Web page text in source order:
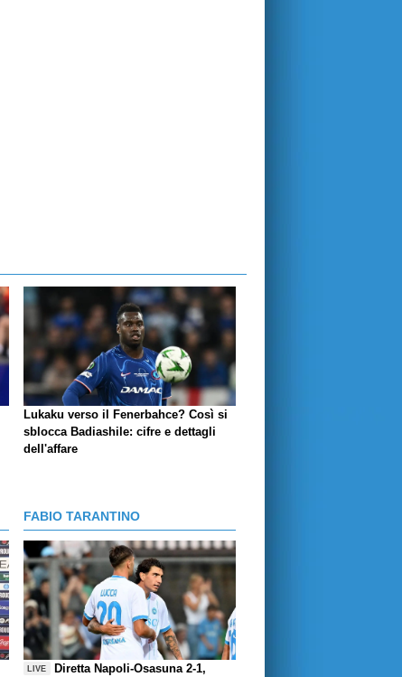
Lukaku verso il Fenerbahce? Così si
sblocca Badiashile: cifre e dettagli
dell'affare
FABIO TARANTINO
LIVE
Diretta Napoli-Osasuna 2-1,